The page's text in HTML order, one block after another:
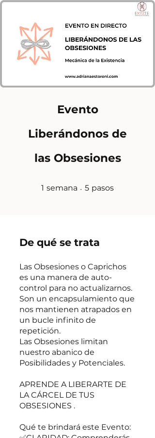
Evento
Liberándonos de
las Obsesiones
1 semana 1 semana
5 pasos
De qué se trata
Las Obsesiones o Caprichos
es una manera de auto-
control para no actualizarnos.
Son un encapsulamiento que
nos mantienen atrapados en
un bucle infinito de
repetición.
Las Obsesiones limitan
nuestro abanico de
Posibilidades y Potenciales.
APRENDE A LIBERARTE DE
LA CÁRCEL DE TUS
OBSESIONES .
Qué te brindará este Evento: